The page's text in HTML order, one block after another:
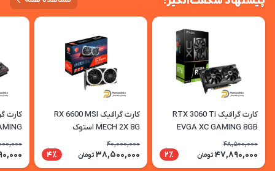
کارت گرافیک RTX 3060 Ti
EVGA XC GAMING 8GB
استوک
48,500,000
47,890,000 تومان 2٪
کارت گرافیک RX 6600 MSI
MECH 2X 8G استوک
40,000,000
38,500,000 تومان 4٪